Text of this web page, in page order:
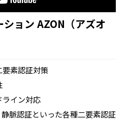
ョン AZON（アズオ
素認証対策
ライン対応
脈認証といった各種二要素認証